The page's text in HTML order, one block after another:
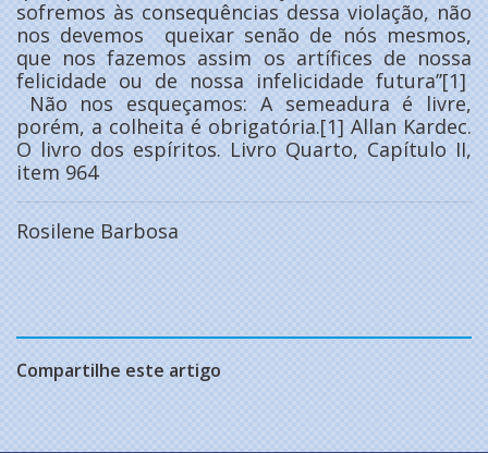
sofremos às consequências dessa violação, não
nos devemos queixar senão de nós mesmos,
que nos fazemos assim os artífices de nossa
felicidade ou de nossa infelicidade futura’’[1]
Não nos esqueçamos: A semeadura é livre,
porém, a colheita é obrigatória.[1] Allan Kardec.
O livro dos espíritos. Livro Quarto, Capítulo II,
item 964
Rosilene Barbosa
Compartilhe este artigo